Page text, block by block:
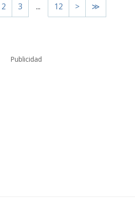
2 3 ... 12 > ≫
Publicidad